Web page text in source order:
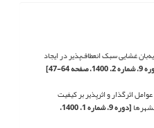
غشایی سبک انعطاف‌پذیر در ایجاد
صفحه 64-47]
اثرگذار و اثرپذیر بر کیفیت
[دوره 9، شماره 1، 1400،